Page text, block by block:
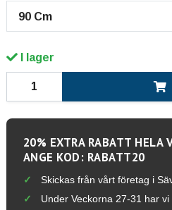
90 Cm
I lager
20% EXTRA RABATT HELA
ANGE KOD: RABATT20
Skickas från vårt företag i
Under Veckorna 27-31 har